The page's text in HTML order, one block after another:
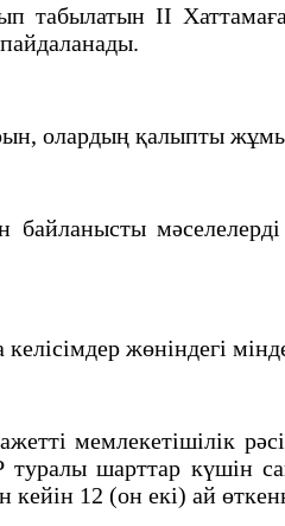
II Хаттамаға
олардың қалыпты
мәселелердi
жөнiндегi
мемлекетiшiлiк
шарттар күшiн
12 (он екi) ай